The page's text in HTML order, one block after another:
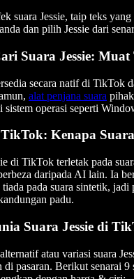
suara Jessie, taip teks
dan pilih Jessie dari
Suara Jessie:
secara natif di TikTok
alat penjana suara
sistem operasi seperti
Kenapa
di TikTok terletak pada
daripada AI lain. Ia
tiada pada suara sintetik,
padu.
Suara Jessie di
atau variasi suara
pasaran. Berikut senarai 9